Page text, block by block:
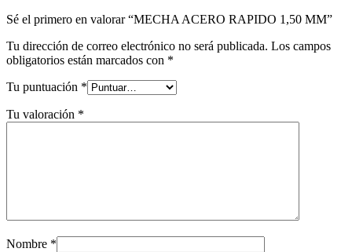
Sé el primero en valorar “MECHA ACERO RAPIDO 1,50 MM”
Tu dirección de correo electrónico no será publicada. Los campos
obligatorios están marcados con *
Tu puntuación *
Tu valoración *
Nombre *